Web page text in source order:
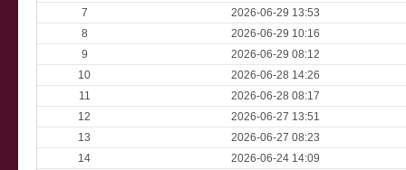
7
2026-06-29 13:53
8
2026-06-29 10:16
9
2026-06-29 08:12
10
2026-06-28 14:26
11
2026-06-28 08:17
12
2026-06-27 13:51
13
2026-06-27 08:23
14
2026-06-24 14:09